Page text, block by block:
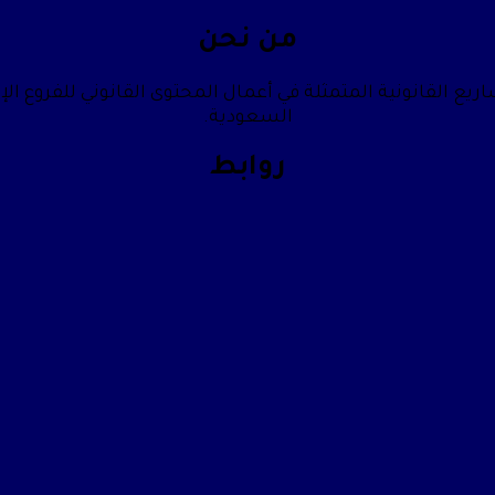
من نحن
القانونية المتمثلة في أعمال المحتوى القانوني للفروع
السعودية.
روابط